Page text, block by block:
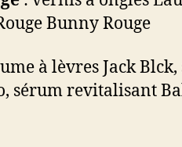
Bunny Rouge
à lèvres Jack
sérum revitalisant